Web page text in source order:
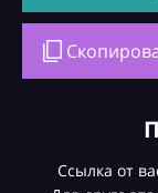
Ссылка от